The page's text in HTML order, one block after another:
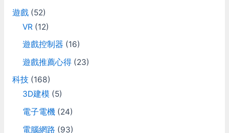
遊戲(52)
VR (12)
遊戲控制器 (16)
遊戲推薦心得(23)
科技(168)
3D建模 (5)
電子電機(24)
電腦網路 (93)